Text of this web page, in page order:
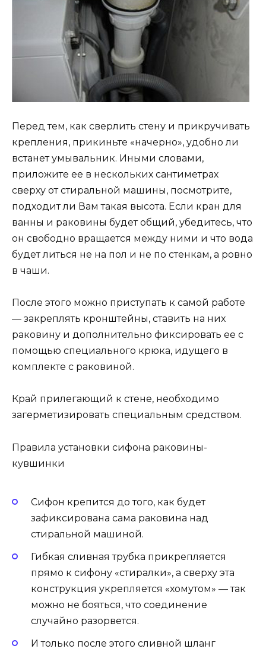
Перед тем, как сверлить стену и прикручивать
крепления, прикиньте «начерно», удобно ли
встанет умывальник. Иными словами,
приложите ее в нескольких сантиметрах
сверху от стиральной машины, посмотрите,
подходит ли Вам такая высота. Если кран для
ванны и раковины будет общий, убедитесь, что
он свободно вращается между ними и что вода
будет литься не на пол и не по стенкам, а ровно
в чаши.
После этого можно приступать к самой работе
— закреплять кронштейны, ставить на них
раковину и дополнительно фиксировать ее с
помощью специального крюка, идущего в
комплекте с раковиной.
Край прилегающий к стене, необходимо
загерметизировать специальным средством.
Правила установки сифона раковины-
кувшинки
Сифон крепится до того, как будет
зафиксирована сама раковина над
стиральной машиной.
Гибкая сливная трубка прикрепляется
прямо к сифону «стиралки», а сверху эта
конструкция укрепляется «хомутом» — так
можно не бояться, что соединение
случайно разорвется.
И только после этого сливной шланг